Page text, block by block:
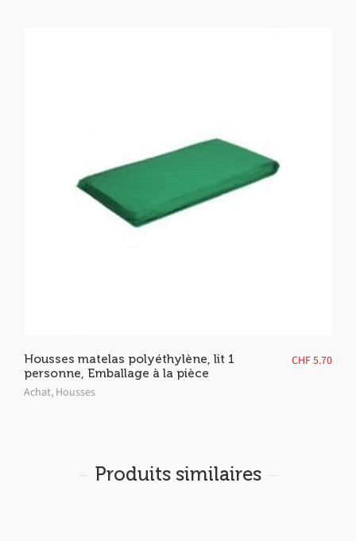
Housses matelas polyéthylène, lit 1
personne, Emballage à la pièce
Achat, Housses
CHF5.70
Produits similaires